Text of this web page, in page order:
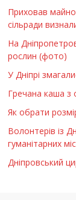
Приховав
сільради
На
рослин (фото)
У Дніпрі
Гречана каша з
Як обрати
Волонтерів із
гуманітарних
Дніпровський